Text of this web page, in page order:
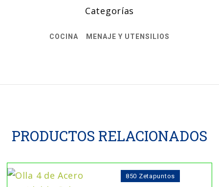
Categorías
COCINA MENAJE Y UTENSILIOS
PRODUCTOS RELACIONADOS
850 Zetapuntos